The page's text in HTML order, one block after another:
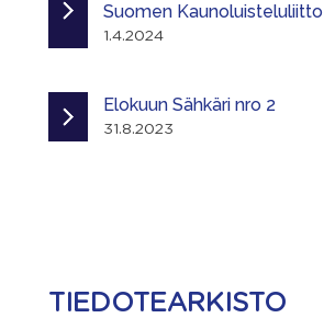
Suomen Kaunoluisteluliitto
1.4.2024
Elokuun Sähkäri nro 2
31.8.2023
TIEDOTEARKISTO